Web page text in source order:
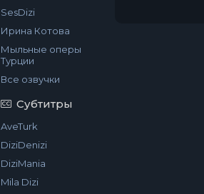
SesDizi
Ирина Котова
Мыльные оперы
Турции
Все озвучки
Субтитры
AveTurk
DiziDenizi
DiziMania
Mila Dizi